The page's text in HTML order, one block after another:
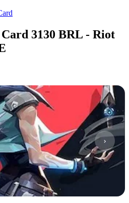
3130 BRL - Riot